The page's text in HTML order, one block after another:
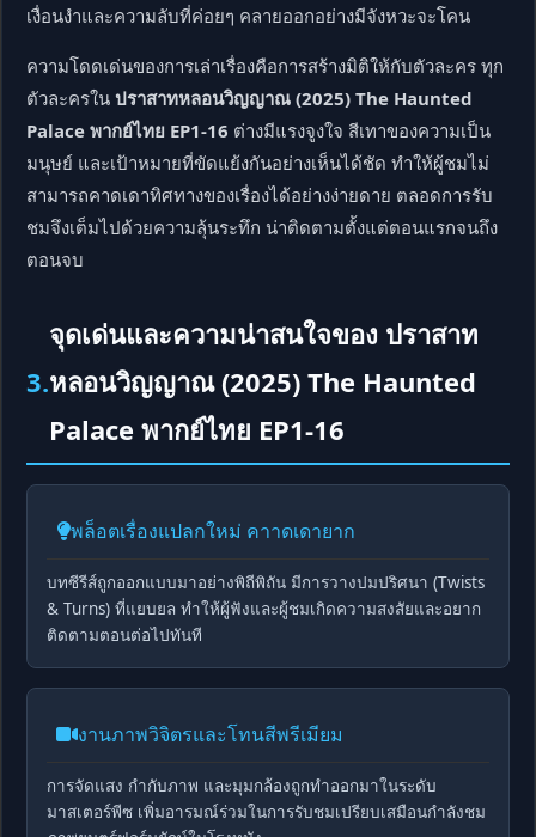
เงื่อนงำและความลับที่ค่อยๆ คลายออกอย่างมีจังหวะจะโคน
ความโดดเด่นของการเล่าเรื่องคือการสร้างมิติให้กับตัวละคร ทุก
ตัวละครใน ปราสาทหลอนวิญญาณ (2025) The Haunted
Palace พากย์ไทย EP1-16 ต่างมีแรงจูงใจ สีเทาของความเป็น
มนุษย์ และเป้าหมายที่ขัดแย้งกันอย่างเห็นได้ชัด ทำให้ผู้ชมไม่
สามารถคาดเดาทิศทางของเรื่องได้อย่างง่ายดาย ตลอดการรับ
ชมจึงเต็มไปด้วยความลุ้นระทึก น่าติดตามตั้งแต่ตอนแรกจนถึง
ตอนจบ
3.
จุดเด่นและความน่าสนใจของ ปราสาท
หลอนวิญญาณ (2025) The Haunted
Palace พากย์ไทย EP1-16
พล็อตเรื่องแปลกใหม่ คาาดเดายาก
บทซีรีส์ถูกออกแบบมาอย่างพิถีพิถัน มีการวางปมปริศนา (Twists
& Turns) ที่แยบยล ทำให้ผู้ฟังและผู้ชมเกิดความสงสัยและอยาก
ติดตามตอนต่อไปทันที
งานภาพวิจิตรและโทนสีพรีเมียม
การจัดแสง กำกับภาพ และมุมกล้องถูกทำออกมาในระดับ
มาสเตอร์พีซ เพิ่มอารมณ์ร่วมในการรับชมเปรียบเสมือนกำลังชม